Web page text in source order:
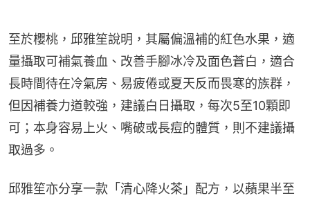
至於櫻桃，邱雅笙說明，其屬偏溫補的紅色水果，適
量攝取可補氣養血、改善手腳冰冷及面色蒼白，適合
長時間待在冷氣房、易疲倦或夏天反而畏寒的族群，
但因補養力道較強，建議白日攝取，每次5至10顆即
可；本身容易上火、嘴破或長痘的體質，則不建議攝
取過多。
邱雅笙亦分享一款「清心降火茶」配方，以蘋果半至